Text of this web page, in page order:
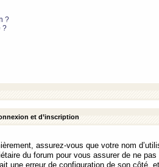
?
?
et d’inscription
assurez-vous que votre nom
du forum pour vous assurer de ne pas
une erreur de configuration de son côté,